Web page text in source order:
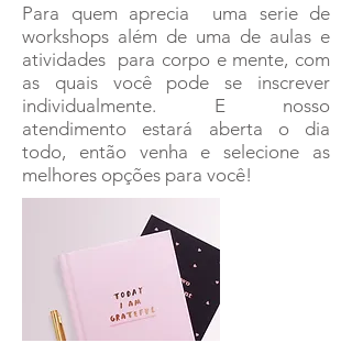
Para quem aprecia uma serie de
workshops além de uma de aulas e
atividades para corpo e mente, com
as quais você pode se inscrever
individualmente. E nosso
atendimento estará aberta o dia
todo, então venha e selecione as
melhores opções para você!